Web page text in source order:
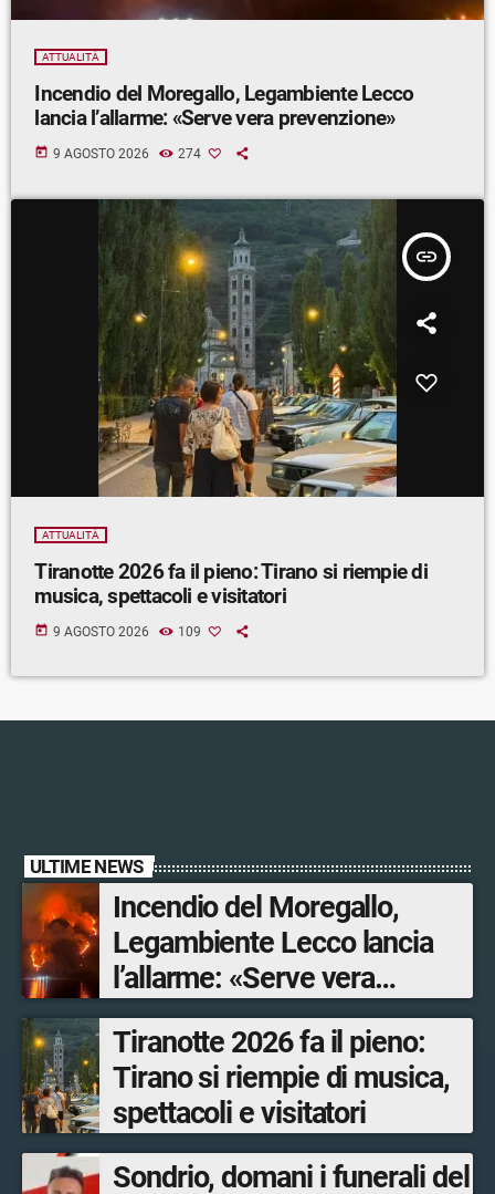
ATTUALITÀ
Incendio del Moregallo, Legambiente Lecco
lancia l’allarme: «Serve vera prevenzione»
today 9 AGOSTO 2026 274
insert_link
ATTUALITÀ
Tiranotte 2026 fa il pieno: Tirano si riempie di
musica, spettacoli e visitatori
today 9 AGOSTO 2026 109
ULTIME NEWS
Incendio del Moregallo,
Legambiente Lecco lancia
l’allarme: «Serve vera
prevenzione»
Tiranotte 2026 fa il pieno:
Tirano si riempie di musica,
spettacoli e visitatori
Sondrio, domani i funerali del